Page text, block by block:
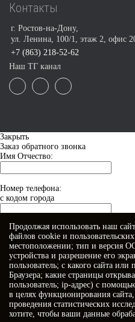
Контакты
г. Ростов-на-Дону,
ул. Ленина, 100/1, этаж 2, офис
+7 (863) 218-52-62
Наш ТГ канал
Закрыть
Заказ обратного звонка
Имя Отчество:
Номер телефона:
с кодом города
Когда позвонить?
Я принимаю условияПолитики
Продолжая использовать наш
файлов cookie и
местоположении; тип и версия
устройства и разрешение его
пользователь; с какого сайта
Браузера; какие страницы
пользователь; ip-адрес) с
в целях функционирования
проведения статистических
хотите, чтобы ваши данные